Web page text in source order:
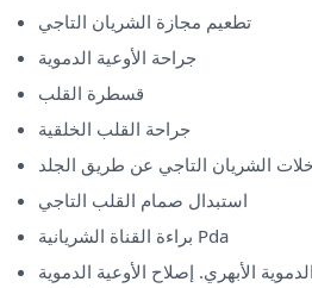
تطعيم مجازة الشريان التاجي
جراحة الأوعية الدموية
قسطرة القلب
جراحة القلب الخلقية
الشريان التاجي عن طريق الجلد
استبدال صمام القلب التاجي
براءة القناة الشريانية Pda
الأبهري. إصلاح الأوعية الدموية